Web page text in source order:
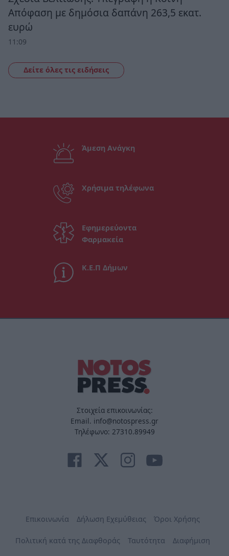
Απόφαση με δημόσια δαπάνη 263,5 εκατ.
ευρώ
11:09
Δείτε όλες τις ειδήσεις
Άμεση Ανάγκη
Χρήσιμα τηλέφωνα
Εφημερεύοντα
Φαρμακεία
Κ.Ε.Π Δήμων
Στοιχεία επικοινωνίας:
Email. info@notospress.gr
Τηλέφωνο: 27310.89949
Επικοινωνία Δήλωση Εχεμύθειας Όροι Χρήσης
Πολιτική κατά της Διαφθοράς Ταυτότητα Διαφήμιση